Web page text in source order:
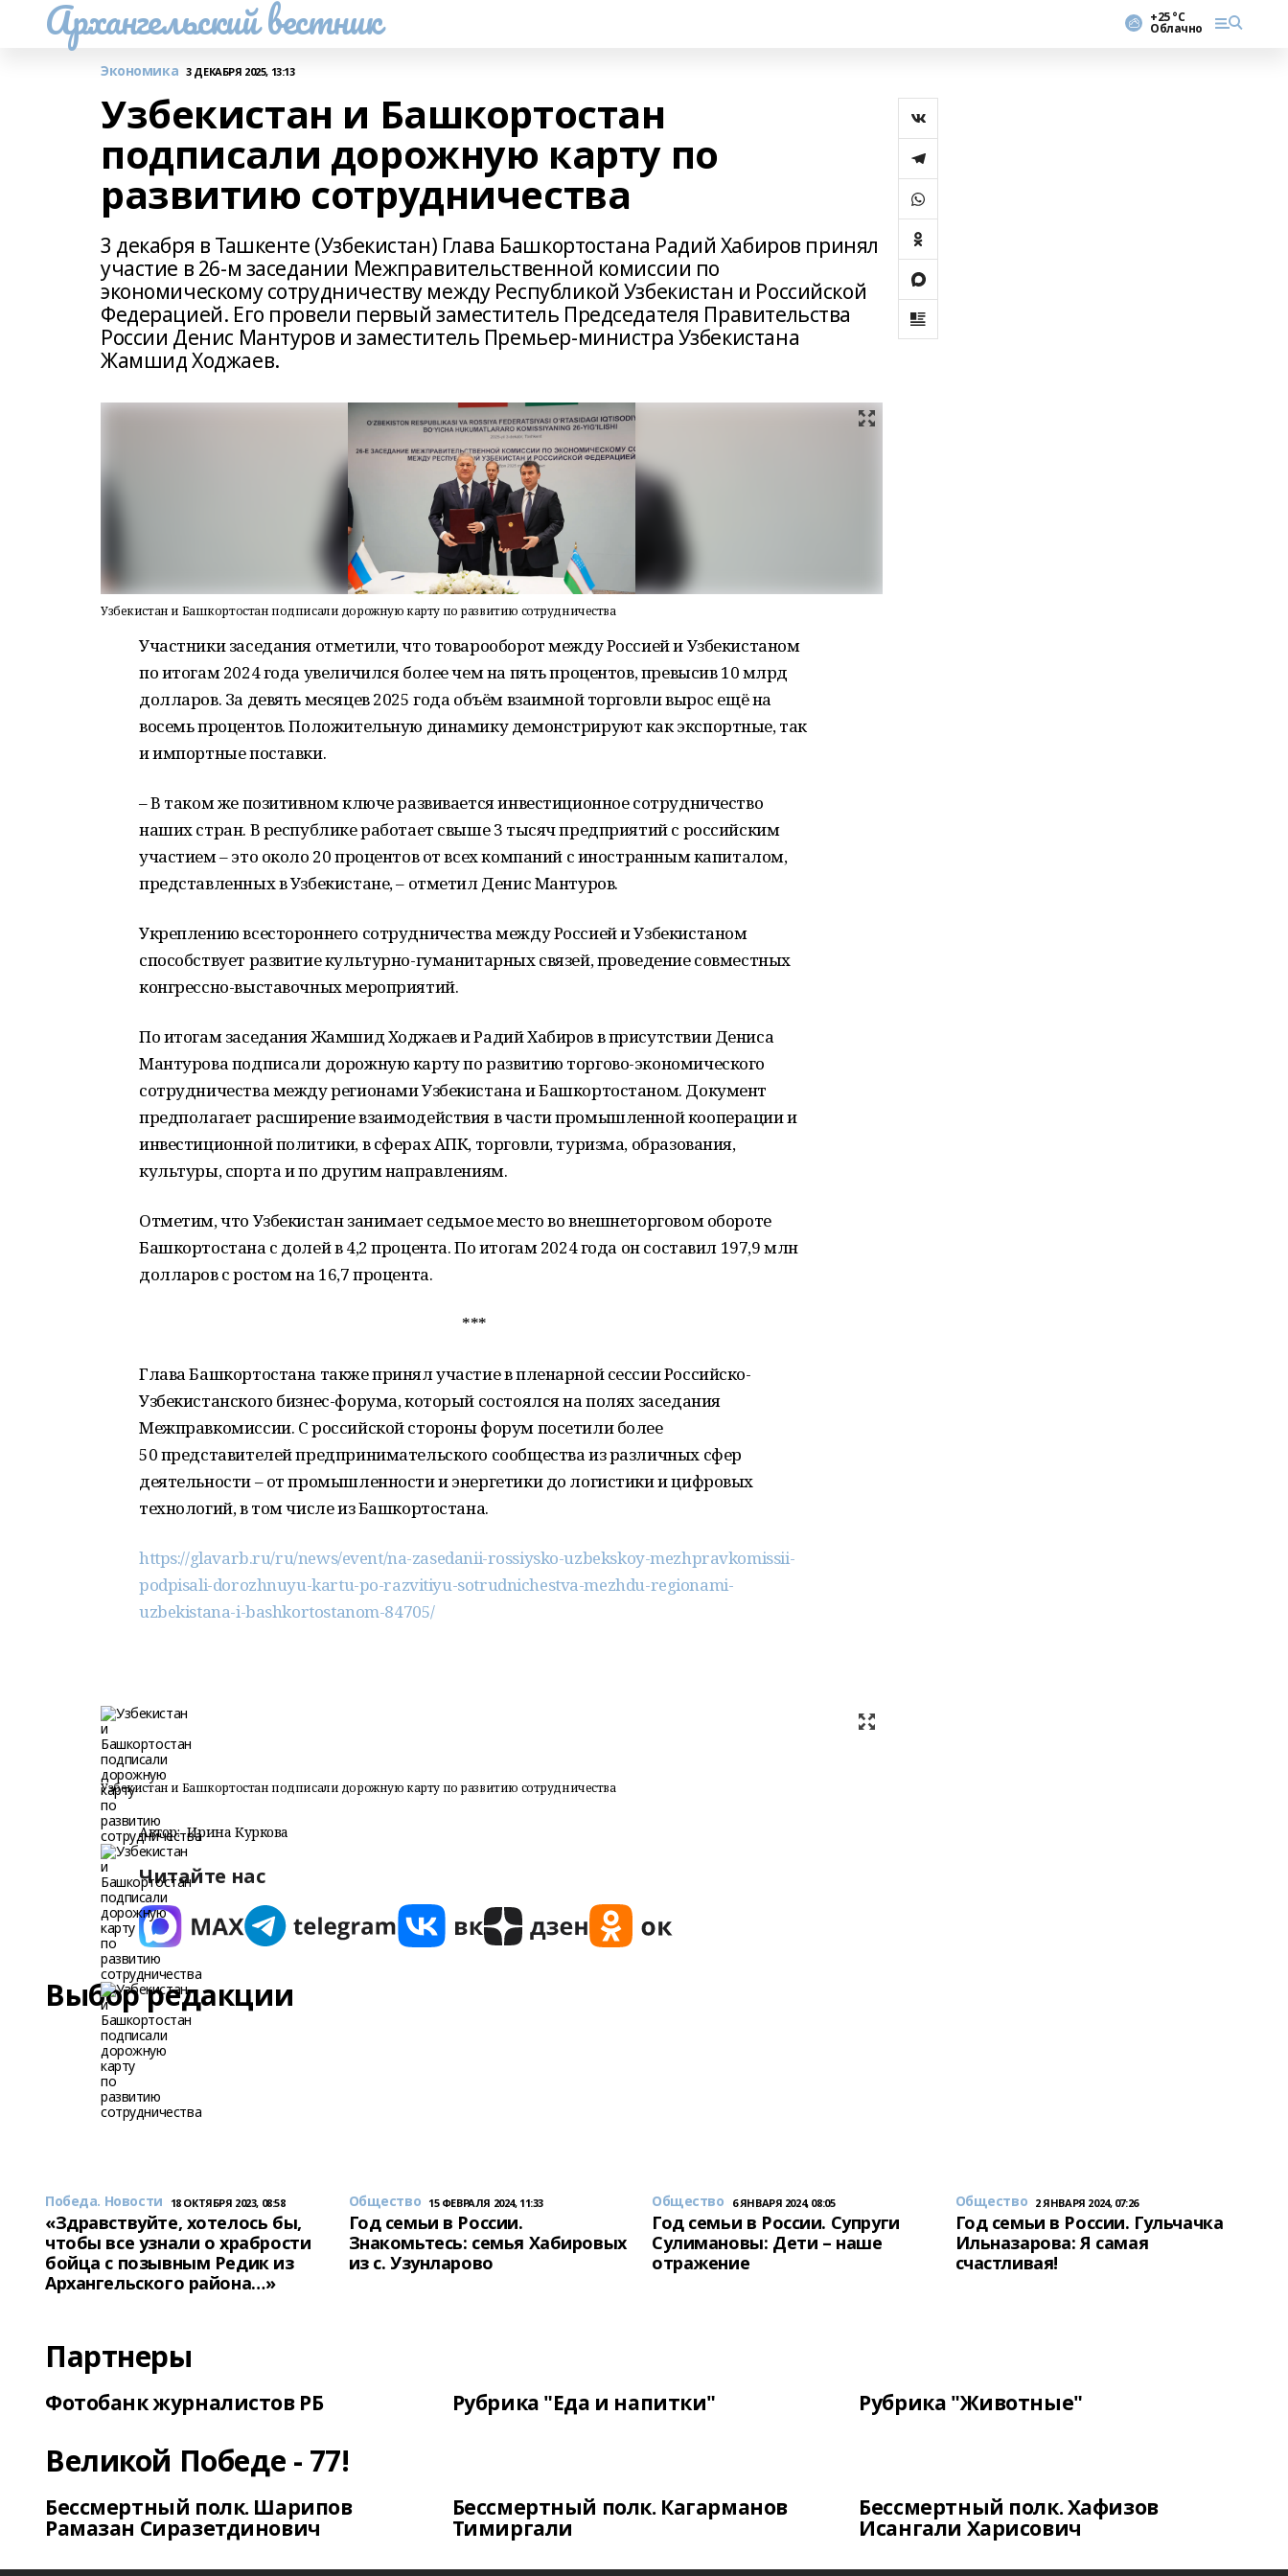
Архангельский вестник +25 °С
Облачно
Экономика 3 ДЕКАБРЯ 2025, 13:13
Узбекистан и Башкортостан
подписали дорожную карту по
развитию сотрудничества
3 декабря в Ташкенте (Узбекистан) Глава Башкортостана Радий Хабиров принял
участие в 26-м заседании Межправительственной комиссии по
экономическому сотрудничеству между Республикой Узбекистан и Российской
Федерацией. Его провели первый заместитель Председателя Правительства
России Денис Мантуров и заместитель Премьер-министра Узбекистана
Жамшид Ходжаев.
Узбекистан и Башкортостан подписали дорожную карту по развитию сотрудничества
Участники заседания отметили, что товарооборот между Россией и Узбекистаном
по итогам 2024 года увеличился более чем на пять процентов, превысив 10 млрд
долларов. За девять месяцев 2025 года объём взаимной торговли вырос ещё на
восемь процентов. Положительную динамику демонстрируют как экспортные, так
и импортные поставки.
– В таком же позитивном ключе развивается инвестиционное сотрудничество
наших стран. В республике работает свыше 3 тысяч предприятий с российским
участием – это около 20 процентов от всех компаний с иностранным капиталом,
представленных в Узбекистане, – отметил Денис Мантуров.
Укреплению всестороннего сотрудничества между Россией и Узбекистаном
способствует развитие культурно-гуманитарных связей, проведение совместных
конгрессно-выставочных мероприятий.
По итогам заседания Жамшид Ходжаев и Радий Хабиров в присутствии Дениса
Мантурова подписали дорожную карту по развитию торгово-экономического
сотрудничества между регионами Узбекистана и Башкортостаном. Документ
предполагает расширение взаимодействия в части промышленной кооперации и
инвестиционной политики, в сферах АПК, торговли, туризма, образования,
культуры, спорта и по другим направлениям.
Отметим, что Узбекистан занимает седьмое место во внешнеторговом обороте
Башкортостана с долей в 4,2 процента. По итогам 2024 года он составил 197,9 млн
долларов с ростом на 16,7 процента.
***
Глава Башкортостана также принял участие в пленарной сессии Российско-
Узбекистанского бизнес-форума, который состоялся на полях заседания
Межправкомиссии. С российской стороны форум посетили более
50 представителей предпринимательского сообщества из различных сфер
деятельности – от промышленности и энергетики до логистики и цифровых
технологий, в том числе из Башкортостана.
https://glavarb.ru/ru/news/event/na-zasedanii-rossiysko-uzbekskoy-mezhpravkomissii-
podpisali-dorozhnuyu-kartu-po-razvitiyu-sotrudnichestva-mezhdu-regionami-
uzbekistana-i-bashkortostanom-84705/
Узбекистан и Башкортостан подписали дорожную карту по развитию сотрудничества
Автор: Ирина Куркова
Читайте нас
Выбор редакции
Победа. Новости 18 ОКТЯБРЯ 2023, 08:58
«Здравствуйте, хотелось бы,
чтобы все узнали о храбрости
бойца с позывным Редик из
Архангельского района…»
Общество 15 ФЕВРАЛЯ 2024, 11:33
Год семьи в России.
Знакомьтесь: семья Хабировых
из с. Узунларово
Общество 6 ЯНВАРЯ 2024, 08:05
Год семьи в России. Супруги
Сулимановы: Дети – наше
отражение
Общество 2 ЯНВАРЯ 2024, 07:26
Год семьи в России. Гульчачка
Ильназарова: Я самая
счастливая!
Партнеры
Фотобанк журналистов РБ Рубрика "Еда и напитки" Рубрика "Животные"
Великой Победе - 77!
Бессмертный полк. Шарипов
Рамазан Сиразетдинович
Бессмертный полк. Кагарманов
Тимиргали
Бессмертный полк. Хафизов
Исангали Харисович